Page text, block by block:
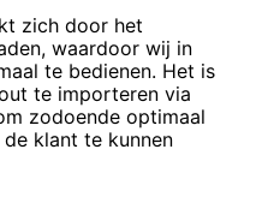
zich door het
waardoor wij in
te bedienen. Het is
te importeren via
zodoende optimaal
klant te kunnen